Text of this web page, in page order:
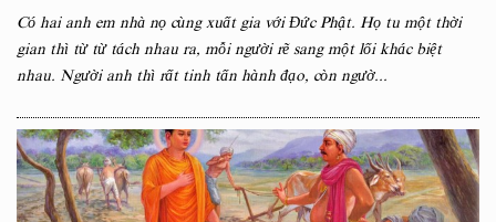
Có hai anh em nhà nọ cùng xuất gia với Đức Phật. Họ tu một thời
gian thì từ từ tách nhau ra, mỗi người rẽ sang một lối khác biệt
nhau. Người anh thì rất tinh tấn hành đạo, còn ngườ...